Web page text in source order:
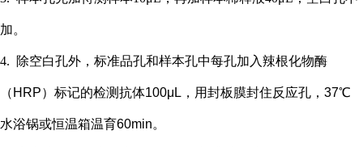
加。
4. 除空白孔外， 标准品孔和样本孔中每孔加入辣根化物酶
（ HRP）标记的检测抗体100μL，用封板膜封住反应孔，37℃
水浴锅或恒温箱温育60min。